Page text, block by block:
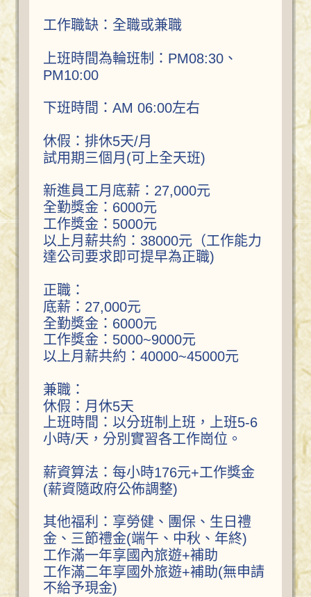
工作職缺：全職或兼職
上班時間為輪班制：PM08:30、
PM10:00
下班時間：AM 06:00左右
休假：排休5天/月
試用期三個月(可上全天班)
新進員工月底薪：27,000元
全勤獎金：6000元
工作獎金：5000元
以上月薪共約：38000元（工作能力
達公司要求即可提早為正職)
正職：
底薪：27,000元
全勤獎金：6000元
工作獎金：5000~9000元
以上月薪共約：40000~45000元
兼職：
休假：月休5天
上班時間：以分班制上班，上班5-6
小時/天，分別實習各工作崗位。
薪資算法：每小時176元+工作獎金
(薪資隨政府公佈調整)
其他福利：享勞健、團保、生日禮
金、三節禮金(端午、中秋、年終)
工作滿一年享國內旅遊+補助
工作滿二年享國外旅遊+補助(無申請
不給予現金)